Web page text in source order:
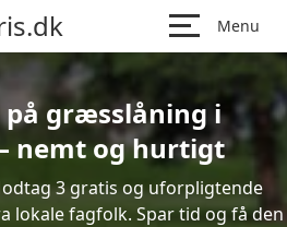
Menu
på græsslåning i
nemt og hurtigt
3 gratis og uforpligtende
lokale fagfolk. Spar tid og få den